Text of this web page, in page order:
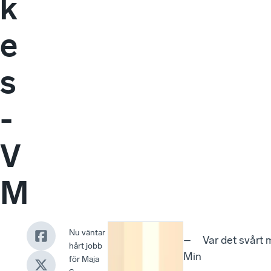
k
e
s
-
V
M
Nu väntar
hårt jobb
för Maja
–
Min
Var det svårt